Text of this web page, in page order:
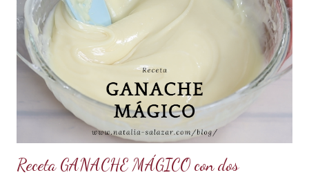
Receta GANACHE MÁGICO con dos